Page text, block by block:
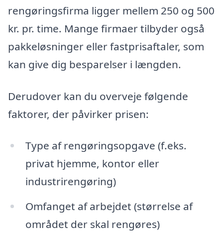
rengøringsfirma ligger mellem 250 og 500
kr. pr. time. Mange firmaer tilbyder også
pakkeløsninger eller fastprisaftaler, som
kan give dig besparelser i længden.
Derudover kan du overveje følgende
faktorer, der påvirker prisen:
Type af rengøringsopgave (f.eks.
privat hjemme, kontor eller
industrirengøring)
Omfanget af arbejdet (størrelse af
området der skal rengøres)